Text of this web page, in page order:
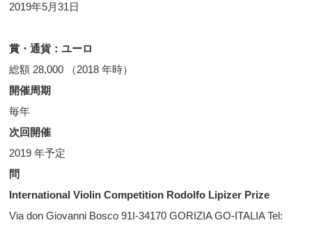
2019年5月31日
賞・通貨：ユーロ
総額 28,000 （2018 年時）
開催周期
毎年
次回開催
2019 年予定
問
International Violin Competition Rodolfo Lipizer Prize
Via don Giovanni Bosco 91I-34170 GORIZIA GO-ITALIA Tel: